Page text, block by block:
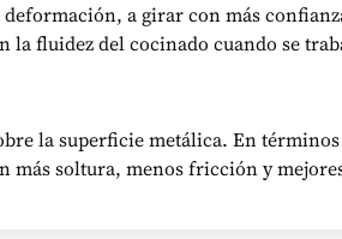
a girar con más
fluidez del cocinado cuando se
la superficie metálica. En
más soltura, menos fricción y